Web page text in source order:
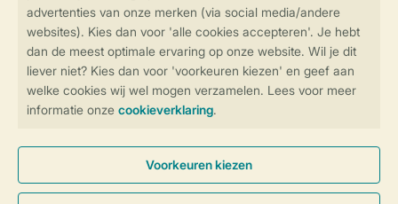
Controle over jouw gegevens &
Instellingen wijzigen
Veilige gegevensoverdracht
Veilige betaling